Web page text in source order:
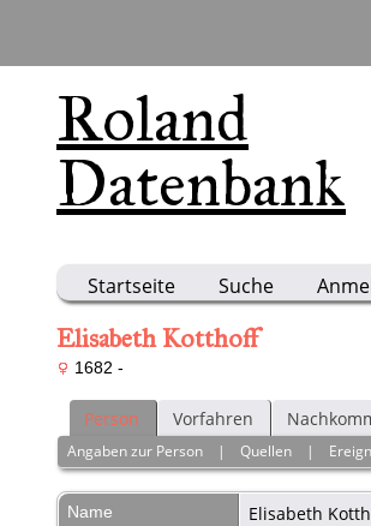
Roland
Datenbank
Startseite Suche
Elisabeth Kotthoff
1682 -
Person Vorfahren
Angaben zur Person |Quellen |
Name Elisabeth